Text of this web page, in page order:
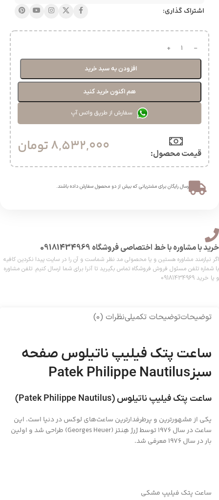
اشتراک گذاری:
افزودن به سبد خرید
هم اکنون خرید کنید
سفارش از طریق واتس آپ
قیمت محصول:​ 8,532,000تومان
ارسال رایگان برای مشتریانی که بیش از دو محصول سفارش داده باشند.​
خرید با مشاوره با خط اختصاصی فروشگاه 09181434969
اگر نیازمند مشاوره هستین و یا محصولی مد نظر شماست و آن را در سایت پیدا نکردین کافیه
با شماره تلفن مسئول فروش فروشگاه تماس بگیرید تا آنرا برای شما ارسال کنیم. تلفن مشاوره
و یا خرید 09181434969
توضیحاتتوضیحات تکمیلینظرات (0)
ساعت پتک فیلیپ ناتیلوس صفحه
سبزPatek Philippe Nautilus
ساعت پتک فیلیپ ناتیلوس (Patek Philippe Nautilus)
یکی از مشهورترین و پرطرفدارترین ساعت‌های لوکس در دنیا است. این
ساعت در سال 1976 توسط ژرژ هِنتز (Georges Heuer) طراحی شد و اولین
بار در سال 1976 معرفی شد.
ساعت پتک فیلیپ مشکی